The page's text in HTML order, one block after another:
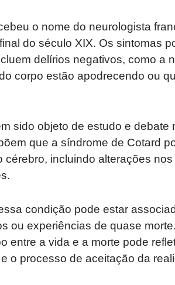
o nome do neurologista
do século XIX. Os sintomas
delírios negativos, como a
corpo estão apodrecendo ou
sido objeto de estudo e debate
que a síndrome de Cotard
incluindo alterações
condição pode estar
ou experiências de quase
entre a vida e a morte pode
o processo de aceitação da